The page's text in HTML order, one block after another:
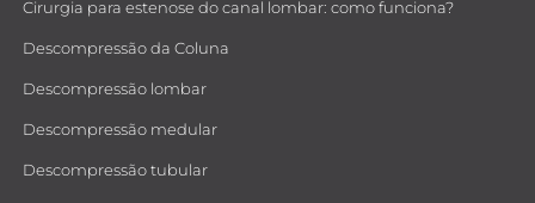
Cirurgia para estenose do canal lombar: como funciona?
Descompressão da Coluna
Descompressão lombar
Descompressão medular
Descompressão tubular